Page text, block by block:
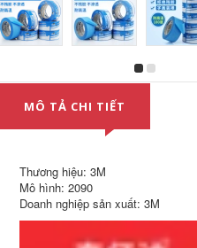
Bọt keo hai mặt có
Benyida keo bọt
nhớt cao keo dán
hai mặt cố định
văn phòng băng
keo trắng bán buôn
băng keo xốp 2 mặt
siêu dính
MÔ TẢ CHI TIẾT
Thương hiệu: 3M
Mô hình: 2090
Doanh nghiệp sản xuất: 3M